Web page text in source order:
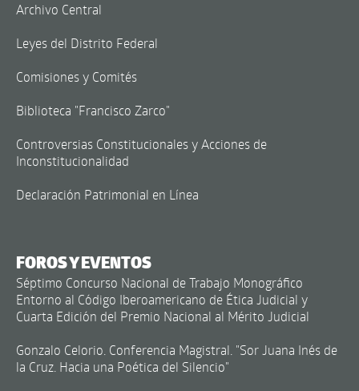
Archivo Central
Leyes del Distrito Federal
Comisiones y Comités
Biblioteca "Francisco Zarco"
Controversias Constitucionales y Acciones de
Inconstitucionalidad
Declaración Patrimonial en Línea
FOROS Y EVENTOS
Séptimo Concurso Nacional de Trabajo Monográfico
Entorno al Código Iberoamericano de Ética Judicial y
Cuarta Edición del Premio Nacional al Mérito Judicial
Gonzalo Celorio. Conferencia Magistral. "Sor Juana Inés de
la Cruz. Hacia una Poética del Silencio"